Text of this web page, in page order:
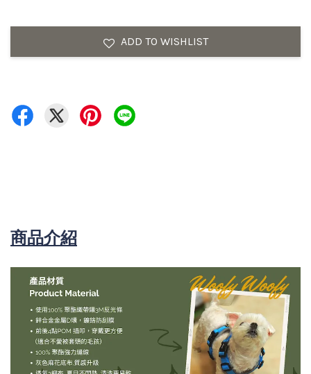
ADD TO WISHLIST
商品介紹